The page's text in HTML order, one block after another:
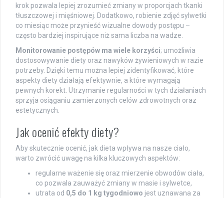
krok pozwala lepiej zrozumieć zmiany w proporcjach tkanki
tłuszczowej i mięśniowej. Dodatkowo, robienie zdjęć sylwetki
co miesiąc może przynieść wizualne dowody postępu –
często bardziej inspirujące niż sama liczba na wadze.
Monitorowanie postępów ma wiele korzyści; umożliwia
dostosowywanie diety oraz nawyków żywieniowych w razie
potrzeby. Dzięki temu można lepiej zidentyfikować, które
aspekty diety działają efektywnie, a które wymagają
pewnych korekt. Utrzymanie regularności w tych działaniach
sprzyja osiąganiu zamierzonych celów zdrowotnych oraz
estetycznych.
Jak ocenić efekty diety?
Aby skutecznie ocenić, jak dieta wpływa na nasze ciało,
warto zwrócić uwagę na kilka kluczowych aspektów:
regularne ważenie się oraz mierzenie obwodów ciała,
co pozwala zauważyć zmiany w masie i sylwetce,
utrata od 0,5 do 1 kg tygodniowo jest uznawana za